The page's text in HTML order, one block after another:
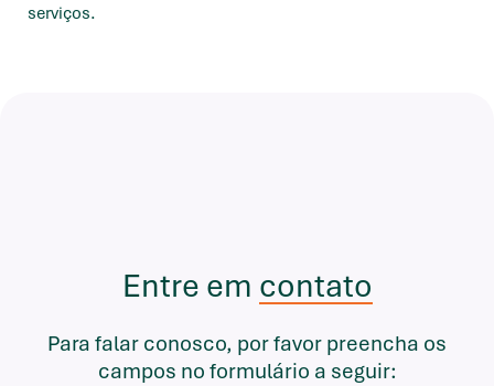
serviços.
Entre em contato
Para falar conosco, por favor preencha os
campos no formulário a seguir: